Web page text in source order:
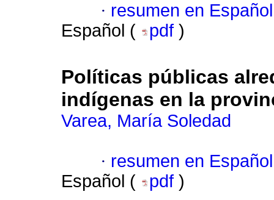
· resumen en Español
Español (
pdf )
Políticas públicas
indígenas en la
Varea, María Soledad
· resumen en Español
Español (
pdf )